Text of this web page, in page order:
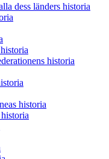
dess länders historia
historia
historia